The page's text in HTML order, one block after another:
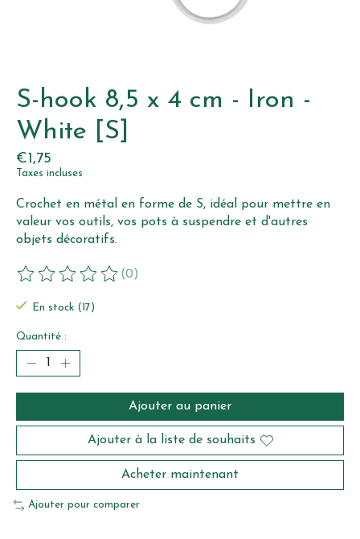
S-hook 8,5 x 4 cm - Iron -
White [S]
€1,75
Taxes incluses
Crochet en métal en forme de S, idéal pour mettre en
valeur vos outils, vos pots à suspendre et d'autres
objets décoratifs.
Ce produit est évalué à
(0)
En stock (17)
Quantité :
Ajouter au panier
Ajouter à la liste de souhaits
Acheter maintenant
Ajouter pour comparer